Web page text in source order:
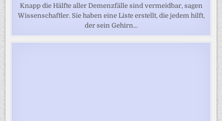
Knapp die Hälfte aller Demenzfälle sind vermeidbar, sagen
Wissenschaftler. Sie haben eine Liste erstellt, die jedem hilft,
der sein Gehirn...